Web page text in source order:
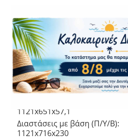
Ασύρματες Συνδέσεις
Wi-Fi
Ναι
Miracas
Όχι (v 5.0)
Bluetooth
Ναι (v 5.0)
1121x651x57,1
Διαστάσεις με βάση (Π/Υ/Β):
1121x716x230